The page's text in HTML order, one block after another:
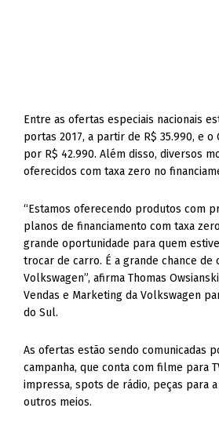
Entre as ofertas especiais nacionais
portas 2017, a partir de R$ 35.990, e
por R$ 42.990. Além disso, diversos
oferecidos com taxa zero no
“Estamos oferecendo produtos com
planos de financiamento com taxa
grande oportunidade para quem
trocar de carro. É a grande chance de
Volkswagen”, afirma Thomas
Vendas e Marketing da Volkswagen
do Sul.
As ofertas estão sendo comunicadas
campanha, que conta com filme para
impressa, spots de rádio, peças para
outros meios.